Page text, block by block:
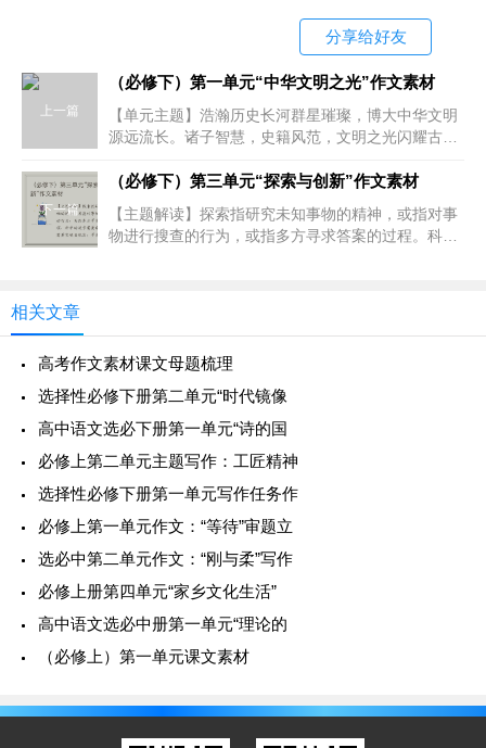
①道高一尺，魔高一丈。 ——谚语
②正义是人类最大的利益。——韦伯斯特
③有些正义的豁免权永远掌握在正义手中。——斯
坦尼夫拉克·莱克
（2
为了表明窦娥的冤屈，作者关汉卿在窦娥临死前，
发下了三桩誓愿：血溅白练，六月飞雪，干旱三年。这
三桩誓愿是超现实的，是给正义者的响亮的支持，反映
但是，惩治邪恶是不是没有底线？把自己的快意恩
仇建立在践踏广大百姓的利益基础上？窦娥的六月飞
雪，干旱三年，对百姓丝毫没有人文关怀，老百姓不应
该是张驴儿们的殉葬品！
分享给好友
上一篇
（必修下）第一单元“中华文明之光”作文素材
【单元主题】浩瀚历史长河群星璀璨，博大中华文明
源远流长。诸子智慧，史籍风范，文明之光闪耀古
因应自然、顺势而为，道家处世姿态滋养
下一篇
（必修下）第三单元“探索与创新”作文素材
【主题解读】探索指研究未知事物的精神，或指对事
物进行搜查的行为，或指多方寻求答案的过程。科学
相关文章
高考作文素材课文母题梳理
选择性必修下册第二单元“时代镜像
高中语文选必下册第一单元“诗的国
必修上第二单元主题写作：工匠精神
选择性必修下册第一单元写作任务作
必修上第一单元作文：“等待”审题立
选必中第二单元作文：“刚与柔”写作
必修上册第四单元“家乡文化生活”
高中语文选必中册第一单元“理论的
（必修上）第一单元课文素材